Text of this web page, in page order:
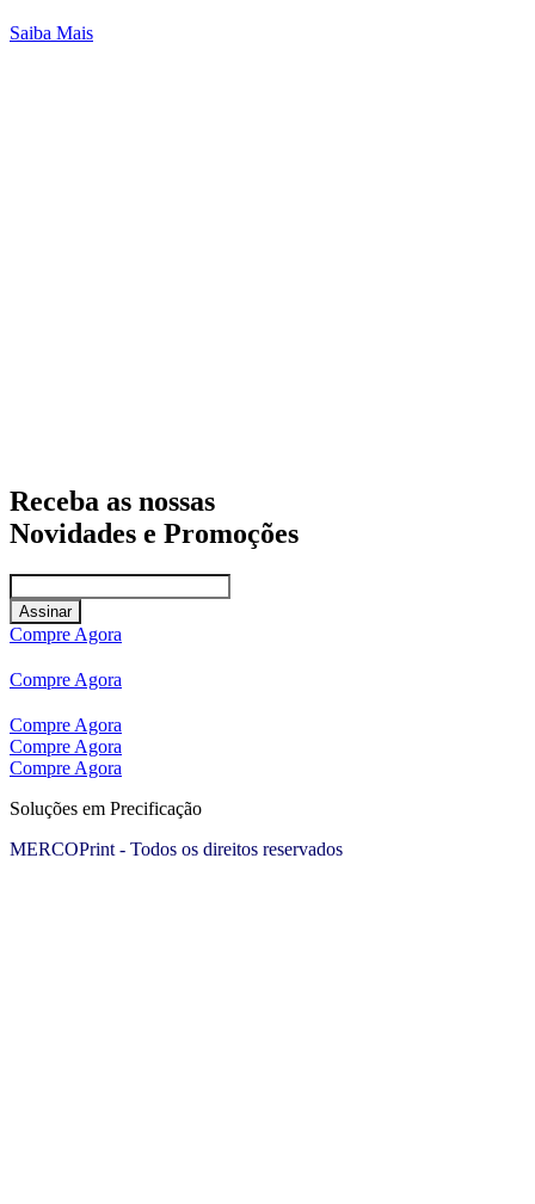
Saiba Mais
Receba as nossas
Novidades e Promoções
Assinar
Compre Agora
Compre Agora
Compre Agora
Compre Agora
Compre Agora
Soluções em Precificação
MERCOPrint - Todos os direitos reservados